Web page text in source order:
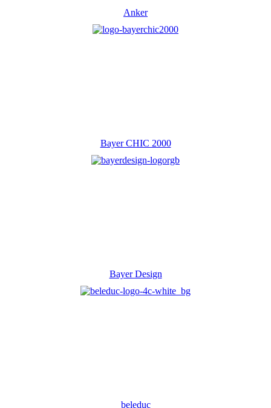
Anker
Bayer CHIC 2000
Bayer Design
beleduc